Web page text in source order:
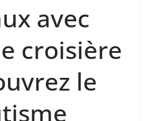
avec
croisière
le